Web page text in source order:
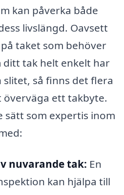
kan påverka både
livslängd. Oavsett
taket som behöver
ditt tak helt enkelt har
så finns det flera
ett takbyte.
sätt som expertis inom
nuvarande tak: En
kan hjälpa till